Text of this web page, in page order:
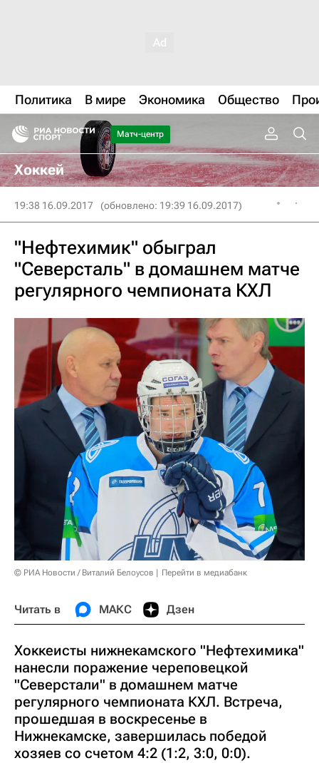
Политика В мире Экономика Общество
Матч-центр
Хоккей
19:38 16.09.2017 (обновлено: 19:39 16.09.2017)
"Нефтехимик" обыграл
"Северсталь" в домашнем матче
регулярного чемпионата КХЛ
© РИА Новости / Виталий Белоусов Перейти в медиабанк
Читать в МАКС Дзен
Хоккеисты нижнекамского "Нефтехимика"
нанесли поражение череповецкой
"Северстали" в домашнем матче
регулярного чемпионата КХЛ. Встреча,
прошедшая в воскресенье в
Нижнекамске, завершилась победой
хозяев со счетом 4:2 (1:2, 3:0, 0:0).